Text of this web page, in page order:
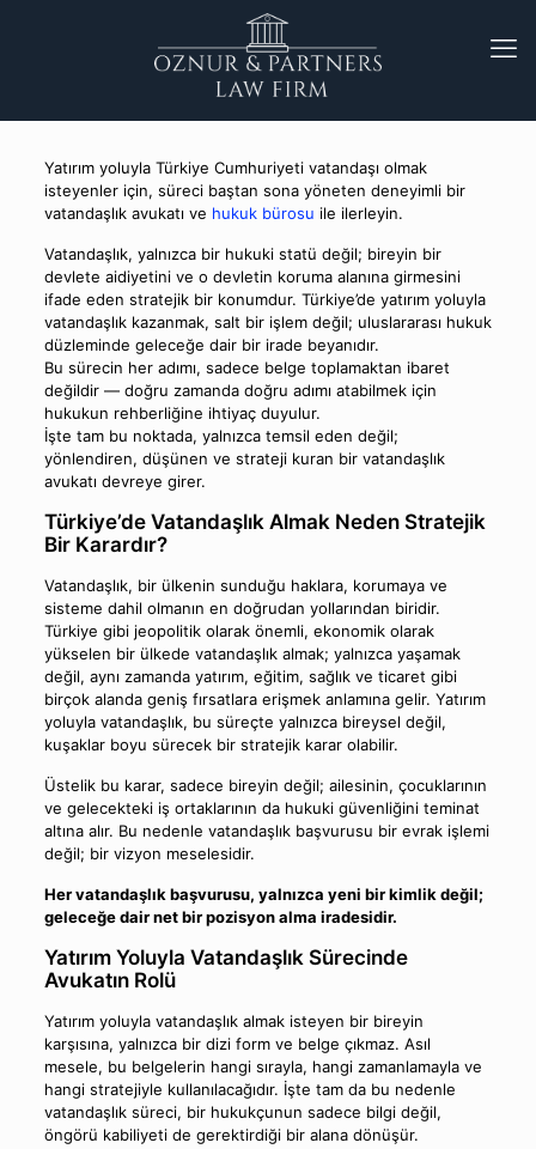
Yatırım yoluyla Türkiye Cumhuriyeti vatandaşı olmak
isteyenler için, süreci baştan sona yöneten deneyimli bir
vatandaşlık avukatı ve hukuk bürosu ile ilerleyin.
Vatandaşlık, yalnızca bir hukuki statü değil; bireyin bir
devlete aidiyetini ve o devletin koruma alanına girmesini
ifade eden stratejik bir konumdur. Türkiye’de yatırım yoluyla
vatandaşlık kazanmak, salt bir işlem değil; uluslararası hukuk
düzleminde geleceğe dair bir irade beyanıdır.
Bu sürecin her adımı, sadece belge toplamaktan ibaret
değildir — doğru zamanda doğru adımı atabilmek için
hukukun rehberliğine ihtiyaç duyulur.
İşte tam bu noktada, yalnızca temsil eden değil;
yönlendiren, düşünen ve strateji kuran bir vatandaşlık
avukatı devreye girer.
Türkiye’de Vatandaşlık Almak Neden Stratejik
Bir Karardır?
Vatandaşlık, bir ülkenin sunduğu haklara, korumaya ve
sisteme dahil olmanın en doğrudan yollarından biridir.
Türkiye gibi jeopolitik olarak önemli, ekonomik olarak
yükselen bir ülkede vatandaşlık almak; yalnızca yaşamak
değil, aynı zamanda yatırım, eğitim, sağlık ve ticaret gibi
birçok alanda geniş fırsatlara erişmek anlamına gelir. Yatırım
yoluyla vatandaşlık, bu süreçte yalnızca bireysel değil,
kuşaklar boyu sürecek bir stratejik karar olabilir.
Üstelik bu karar, sadece bireyin değil; ailesinin, çocuklarının
ve gelecekteki iş ortaklarının da hukuki güvenliğini teminat
altına alır. Bu nedenle vatandaşlık başvurusu bir evrak işlemi
değil; bir vizyon meselesidir.
Her vatandaşlık başvurusu, yalnızca yeni bir kimlik değil;
geleceğe dair net bir pozisyon alma iradesidir.
Yatırım Yoluyla Vatandaşlık Sürecinde
Avukatın Rolü
Yatırım yoluyla vatandaşlık almak isteyen bir bireyin
karşısına, yalnızca bir dizi form ve belge çıkmaz. Asıl
mesele, bu belgelerin hangi sırayla, hangi zamanlamayla ve
hangi stratejiyle kullanılacağıdır. İşte tam da bu nedenle
vatandaşlık süreci, bir hukukçunun sadece bilgi değil,
öngörü kabiliyeti de gerektirdiği bir alana dönüşür.